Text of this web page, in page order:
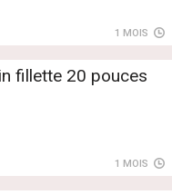
1 MOIS
fillette 20 pouces
1 MOIS